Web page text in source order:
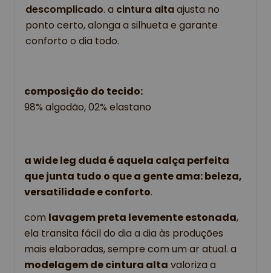
descomplicado. a cintura alta ajusta no
ponto certo, alonga a silhueta e garante
conforto o dia todo.
composição do tecido:
98% algodão, 02% elastano
a wide leg duda é aquela calça perfeita
que junta tudo o que a gente ama: beleza,
versatilidade e conforto.
com lavagem preta levemente estonada,
ela transita fácil do dia a dia às produções
modelagem de cintura alta valoriza a